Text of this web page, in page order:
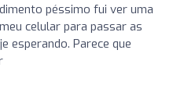
péssimo fui ver uma
celular para passar as
esperando. Parece que